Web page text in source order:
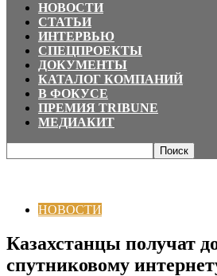
НОВОСТИ
СТАТЬИ
ИНТЕРВЬЮ
СПЕЦПРОЕКТЫ
ДОКУМЕНТЫ
КАТАЛОГ КОМПАНИЙ
В ФОКУСЕ
ПРЕМИЯ TRIBUNE
МЕДИАКИТ
НОВОСТИ
Казахстанцы получат
спутниковому